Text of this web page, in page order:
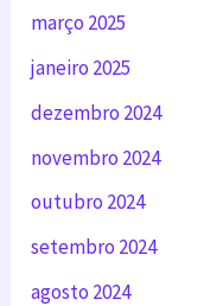
março 2025
janeiro 2025
dezembro 2024
novembro 2024
outubro 2024
setembro 2024
agosto 2024